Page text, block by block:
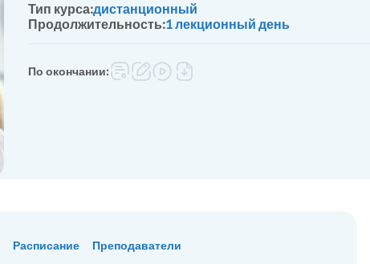
Тип курса:дистанционный
Продолжительность:1 лекционный день
По окончании:
Расписание Преподаватели